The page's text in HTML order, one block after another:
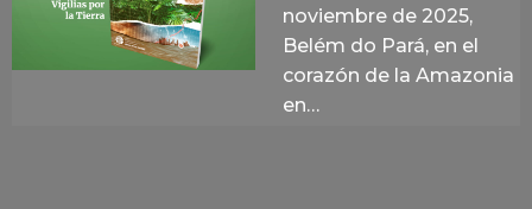
noviembre de 2025,
Belém do Pará, en el
corazón de la Amazonia
en…